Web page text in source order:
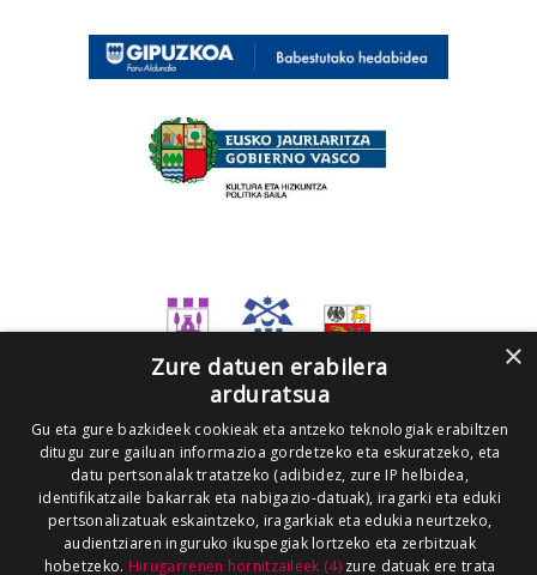
×
Zure datuen erabilera
arduratsua
Gu eta gure bazkideek cookieak eta antzeko teknologiak erabiltzen
ditugu zure gailuan informazioa gordetzeko eta eskuratzeko, eta
datu pertsonalak tratatzeko (adibidez, zure IP helbidea,
identifikatzaile bakarrak eta nabigazio-datuak), iragarki eta eduki
pertsonalizatuak eskaintzeko, iragarkiak eta edukia neurtzeko,
audientziaren inguruko ikuspegiak lortzeko eta zerbitzuak
hobetzeko. Hirugarrenen hornitzaileek (4)zure datuak ere trata